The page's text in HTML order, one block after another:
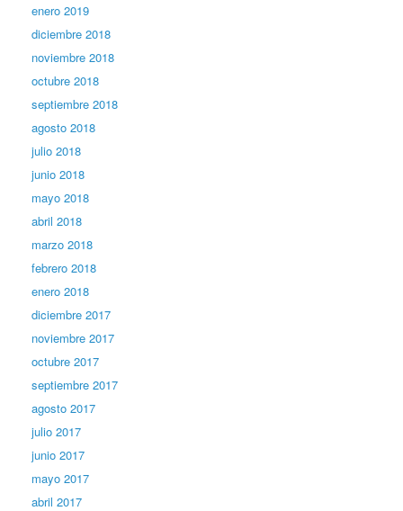
enero 2019
diciembre 2018
noviembre 2018
octubre 2018
septiembre 2018
agosto 2018
julio 2018
junio 2018
mayo 2018
abril 2018
marzo 2018
febrero 2018
enero 2018
diciembre 2017
noviembre 2017
octubre 2017
septiembre 2017
agosto 2017
julio 2017
junio 2017
mayo 2017
abril 2017